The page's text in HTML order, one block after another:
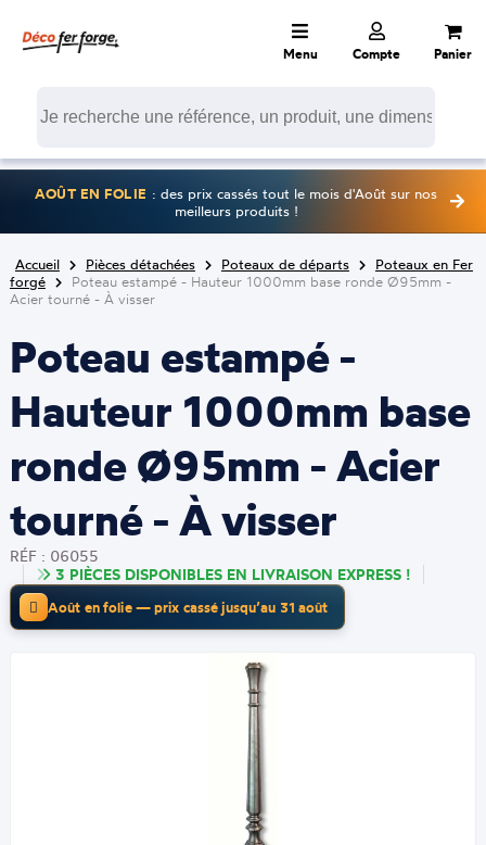
Menu Compte Panier
AOÛT EN FOLIE : des prix cassés tout le mois d'Août sur nos
meilleurs produits !
Accueil Pièces détachées Poteaux de départs
Poteaux en Fer
forgé
Poteau estampé - Hauteur 1000mm base ronde Ø95mm -
Acier tourné - À visser
Poteau estampé -
Hauteur 1000mm base
ronde Ø95mm - Acier
tourné - À visser
RÉF : 06055
3 PIÈCES DISPONIBLES EN LIVRAISON EXPRESS !
Août en folie — prix cassé jusqu’au 31 août